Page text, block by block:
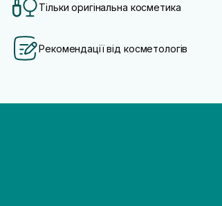
Тільки оригінальна косметика
Рекомендації від косметологів